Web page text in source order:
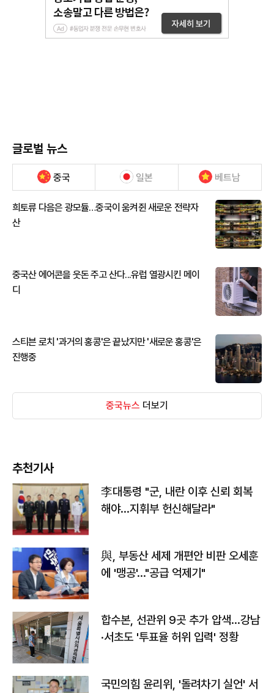
글로벌 뉴스
중국 일본 베트남
희토류 다음은 광모듈…중국이 움켜쥔 새로운 전략자
산
중국산 에어콘을 웃돈 주고 산다...유럽 열광시킨 메이
디
스티븐 로치 '과거의 홍콩'은 끝났지만 '새로운 홍콩'은
진행중
중국뉴스 더보기
추천기사
李대통령 "군, 내란 이후 신뢰 회복
해야…지휘부 헌신해달라"
與, 부동산 세제 개편안 비판 오세훈
에 '맹공'…"공급 억제기"
합수본, 선관위 9곳 추가 압색…강남
·서초도 '투표율 허위 입력' 정황
국민의힘 윤리위, '돌려차기 실언' 서